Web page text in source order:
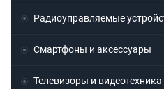
Радиоуправляемые
Смартфоны и аксессуары
Телевизоры и видеотехника